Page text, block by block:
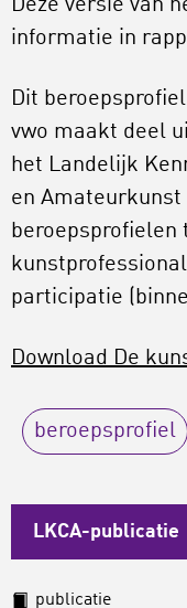
Deze versie van
informatie in
Dit
vwo maakt deel
het Landelijk
en Amateurkunst
beroepsprofielen
participatie
Download De
beroepsprofiel
LKCA-publicatie
publicatie